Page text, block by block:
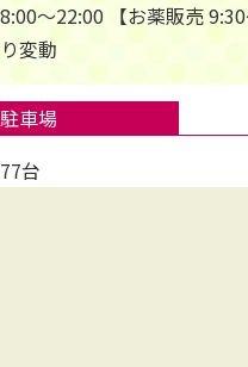
8:00～22:00 【お薬販売
り変動
駐車場
77台